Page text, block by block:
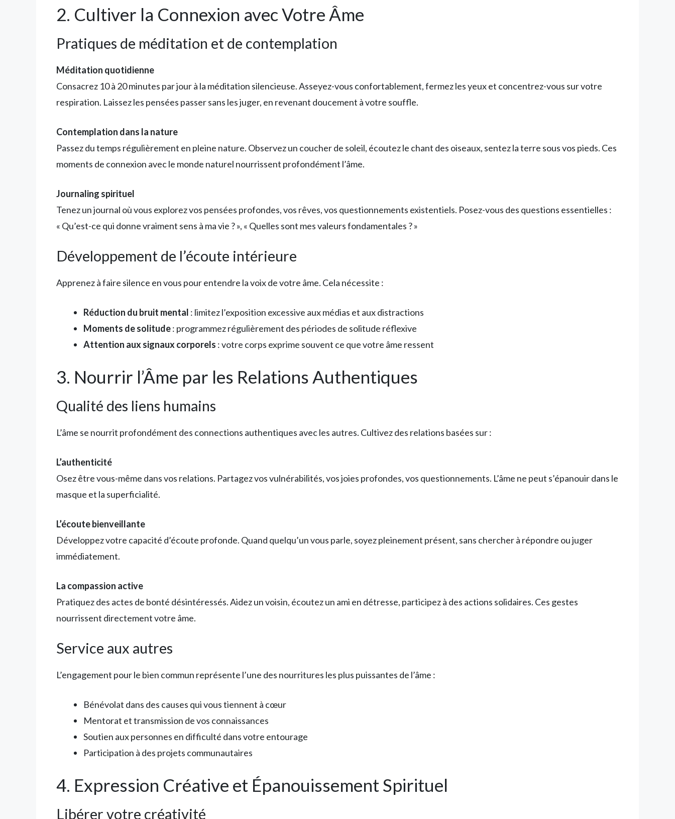
2. Cultiver la Connexion avec Votre Âme
Pratiques de méditation et de contemplation
Méditation quotidienne
Consacrez 10 à 20 minutes par jour à la méditation silencieuse. Asseyez-vous confortablement, fermez les yeux et concentrez-vous sur votre
respiration. Laissez les pensées passer sans les juger, en revenant doucement à votre souffle.
Contemplation dans la nature
Passez du temps régulièrement en pleine nature. Observez un coucher de soleil, écoutez le chant des oiseaux, sentez la terre sous vos pieds. Ces
moments de connexion avec le monde naturel nourrissent profondément l’âme.
Journaling spirituel
Tenez un journal où vous explorez vos pensées profondes, vos rêves, vos questionnements existentiels. Posez-vous des questions essentielles :
« Qu’est-ce qui donne vraiment sens à ma vie ? », « Quelles sont mes valeurs fondamentales ? »
Développement de l’écoute intérieure
Apprenez à faire silence en vous pour entendre la voix de votre âme. Cela nécessite :
Réduction du bruit mental : limitez l’exposition excessive aux médias et aux distractions
Moments de solitude: programmez régulièrement des périodes de solitude réflexive
Attention aux signaux corporels : votre corps exprime souvent ce que votre âme ressent
3. Nourrir l’Âme par les Relations Authentiques
Qualité des liens humains
L’âme se nourrit profondément des connections authentiques avec les autres. Cultivez des relations basées sur :
L’authenticité
Osez être vous-même dans vos relations. Partagez vos vulnérabilités, vos joies profondes, vos questionnements. L’âme ne peut s’épanouir dans le
masque et la superficialité.
L’écoute bienveillante
Développez votre capacité d’écoute profonde. Quand quelqu’un vous parle, soyez pleinement présent, sans chercher à répondre ou juger
immédiatement.
La compassion active
Pratiquez des actes de bonté désintéressés. Aidez un voisin, écoutez un ami en détresse, participez à des actions solidaires. Ces gestes
nourrissent directement votre âme.
Service aux autres
L’engagement pour le bien commun représente l’une des nourritures les plus puissantes de l’âme :
Bénévolat dans des causes qui vous tiennent à cœur
Mentorat et transmission de vos connaissances
Soutien aux personnes en difficulté dans votre entourage
Participation à des projets communautaires
4. Expression Créative et Épanouissement Spirituel
Libérer votre créativité